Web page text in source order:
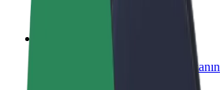
Öz şərtlərinizə uyğun olaraq qazanın